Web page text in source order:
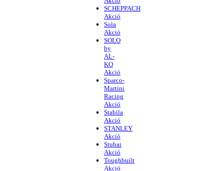
SCHEPPACH
Akció
Sola
Akció
SOLO
by
AL-
KO
Akció
Sparco-
Martini
Racing
Akció
Stabila
Akció
STANLEY
Akció
Stubai
Akció
Toughbuilt
Akció